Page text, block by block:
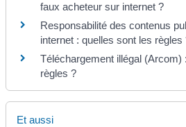
faux acheteur sur internet ?
Responsabilité des contenus
internet : quelles sont les règles
Téléchargement illégal (Arcom)
règles ?
Et aussi